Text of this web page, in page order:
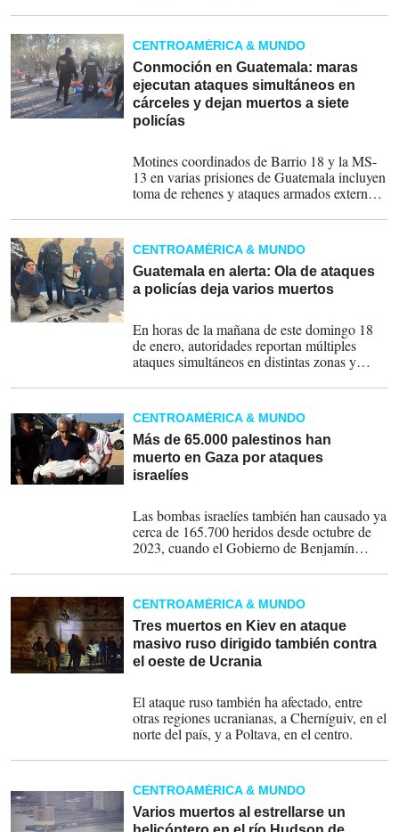
número de fallecidos a 85, entre ellos
decenas de estudiantes.
CENTROAMÉRICA & MUNDO
Conmoción en Guatemala: maras
ejecutan ataques simultáneos en
cárceles y dejan muertos a siete
policías
Motines coordinados de Barrio 18 y la MS-
13 en varias prisiones de Guatemala incluyen
toma de rehenes y ataques armados externos.
clases a nivel nacional.
CENTROAMÉRICA & MUNDO
Guatemala en alerta: Ola de ataques
a policías deja varios muertos
En horas de la mañana de este domingo 18
de enero, autoridades reportan múltiples
ataques simultáneos en distintas zonas y
CENTROAMÉRICA & MUNDO
Más de 65.000 palestinos han
muerto en Gaza por ataques
israelíes
Las bombas israelíes también han causado ya
cerca de 165.700 heridos desde octubre de
2023, cuando el Gobierno de Benjamín
los ataques de Hamás, muchos con graves
lesiones y amputaciones, entre ellos menores.
CENTROAMÉRICA & MUNDO
Tres muertos en Kiev en ataque
masivo ruso dirigido también contra
el oeste de Ucrania
El ataque ruso también ha afectado, entre
otras regiones ucranianas, a Cherníguiv, en el
norte del país, y a Poltava, en el centro.
CENTROAMÉRICA & MUNDO
Varios muertos al estrellarse un